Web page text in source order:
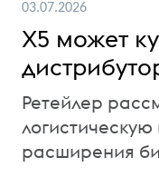
03.07.2026
X5 может
Ретейлер
расширения